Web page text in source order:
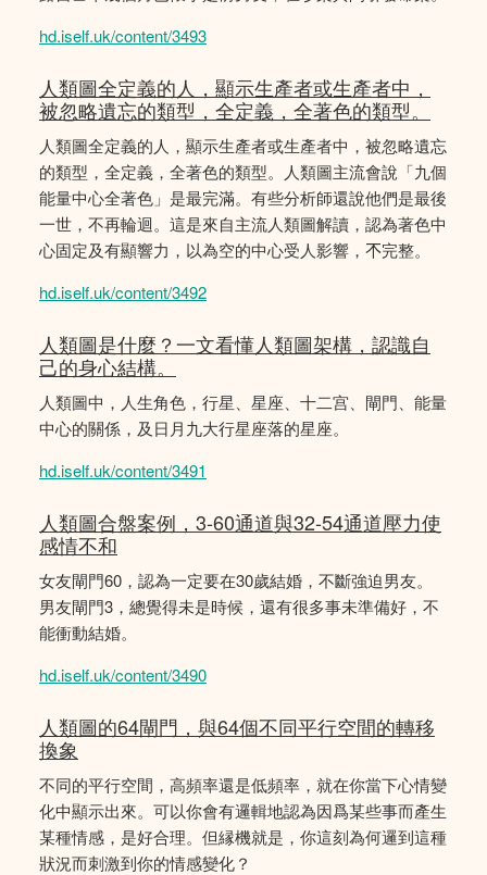
hd.iself.uk/content/3493
人類圖全定義的人，顯示生產者或生產者中，
被忽略遺忘的類型，全定義，全著色的類型。
人類圖全定義的人，顯示生產者或生產者中，被忽略遺忘
的類型，全定義，全著色的類型。人類圖主流會說「九個
能量中心全著色」是最完滿。有些分析師還說他們是最後
一世，不再輪迴。這是來自主流人類圖解讀，認為著色中
心固定及有顯響力，以為空的中心受人影響，𣎴完整。
hd.iself.uk/content/3492
人類圖是什麼？一文看懂人類圖架構，認識自
己的身心結構。
人類圖中，人生角色，行星、星座、十二宫、閘門、能量
中心的關係，及日月九大行星座落的星座。
hd.iself.uk/content/3491
人類圖合盤案例，3-60通道與32-54通道壓力使
感情不和
女友閘門60，認為一定要在30歲結婚，不斷強迫男友。
男友閘門3，總覺得未是時候，還有很多事未準備好，不
能衝動結婚。
hd.iself.uk/content/3490
人類圖的64閘門，與64個不同平行空間的轉移
換象
不同的平行空間，高頻率還是低頻率，就在你當下心情變
化中顯示出來。可以你會有邏輯地認為因爲某些事而產生
某種情感，是好合理。但縁機就是，你這刻為何邏到這種
狀況而刺激到你的情感變化？